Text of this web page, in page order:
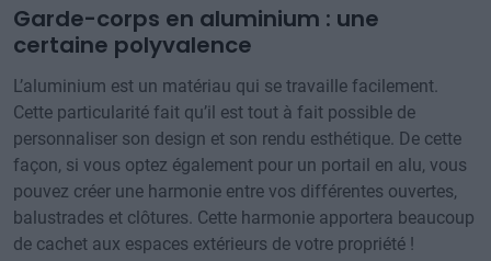
Garde-corps en aluminium : une
certaine polyvalence
L’aluminium est un matériau qui se travaille facilement.
Cette particularité fait qu’il est tout à fait possible de
personnaliser son design et son rendu esthétique. De cette
façon, si vous optez également pour un portail en alu, vous
pouvez créer une harmonie entre vos différentes ouvertes,
balustrades et clôtures. Cette harmonie apportera beaucoup
de cachet aux espaces extérieurs de votre propriété !